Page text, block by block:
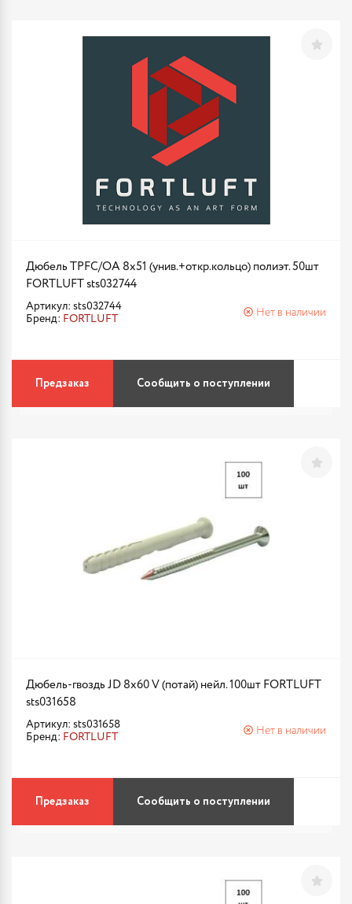
Дюбель TPFC/ОА 8х51 (унив.+откр.кольцо) полиэт. 50шт
FORTLUFT sts032744
Артикул: sts032744
Бренд: FORTLUFT
Нет в наличии
Предзаказ Сообщить о поступлении
Дюбель-гвоздь JD 8х60 V (потай) нейл. 100шт FORTLUFT
sts031658
Артикул: sts031658
Бренд: FORTLUFT
Нет в наличии
Предзаказ Сообщить о поступлении